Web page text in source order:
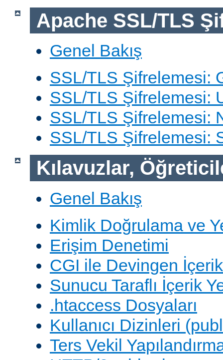
Apache SSL/TLS
Genel Bakış
SSL/TLS Şifrelemesi:
SSL/TLS Şifrelemesi:
SSL/TLS Şifrelemesi:
SSL/TLS Şifrelemesi:
Kılavuzlar,
Genel Bakış
Kimlik Doğrulama ve
Erişim Denetimi
CGI ile Devingen İçerik
Sunucu Taraflı İçerik
.htaccess Dosyaları
Kullanıcı Dizinleri
Ters Vekil